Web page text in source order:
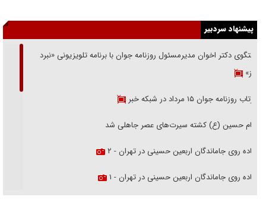
پیشنهاد سردبیر
گفتگوی دکتر اخوان مدیرمسئول روزنامه جوان با برنامه تلویزیونی «نبرد
هرمز»
بازتاب روزنامه جوان ۱۵ مرداد در شبکه خبر
امام حسین (ع) کشته سیرت‌های عصر جاهلی شد
پیاده روی جاماندگان اربعین حسینی در تهران - ۲
پیاده روی جاماندگان اربعین حسینی در تهران - ۱